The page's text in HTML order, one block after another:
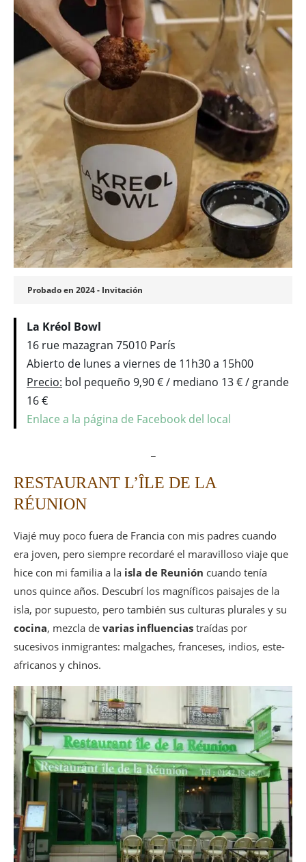
Probado en 2024 - Invitación
La Kréol Bowl
16 rue mazagran 75010 París
Abierto de lunes a viernes de 11h30 a 15h00
Precio: bol pequeño 9,90 € / mediano 13 € / grande
16 €
Enlace a la página de Facebook del local
RESTAURANT L’ÎLE DE LA
RÉUNION
Viajé muy poco fuera de Francia con mis padres cuando
era joven, pero siempre recordaré el maravilloso viaje que
hice con mi familia a la isla de Reunión cuando tenía
unos quince años. Descubrí los magníficos paisajes de la
isla, por supuesto, pero también sus culturas plurales y su
cocina, mezcla de varias influencias traídas por
sucesivos inmigrantes: malgaches, franceses, indios, este-
africanos y chinos.